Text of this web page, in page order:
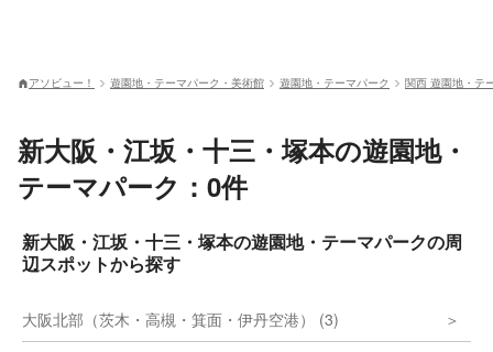
アソビュー！ 遊園地・テーマパーク・美術館 遊園地・テーマパーク 関西 遊園地・テ
新大阪・江坂・十三・塚本の遊園地・
テーマパーク：0件
新大阪・江坂・十三・塚本の遊園地・テーマパークの周
辺スポットから探す
大阪北部（茨木・高槻・箕面・伊丹空港） (3)